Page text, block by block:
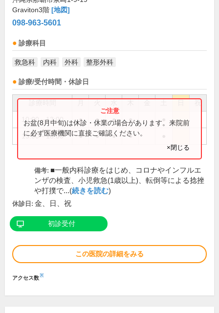
Graviton3階 [地図]
098-963-5601
診療科目
救急科 内科 外科 整形外科
診療/受付時間・休診日
祝
10:00～13:00 ● ● ● ●
15:00～18:00 ● ● ● ●
お盆(8月中旬)は休診・休業の場合があります。来院前
に必ず医療機関に直接ご確認ください。
×閉じる
備考: ■一般内科診療をはじめ、コロナやインフルエ
ンザの検査、小児救急(1歳以上)、転倒等による捻挫
や打撲で...(続きを読む)
休診日: 金、日、祝
初診受付
この医院の詳細をみる
アクセス数※